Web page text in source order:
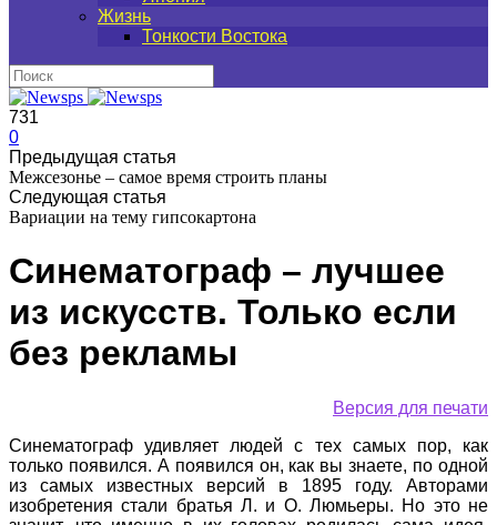
Жизнь
Тонкости Востока
731
0
Предыдущая статья
Межсезонье – самое время строить планы
Следующая статья
Вариации на тему гипсокартона
Синематограф – лучшее
из искусств. Только если
без рекламы
Версия для печати
Синематограф удивляет людей с тех самых пор, как
только появился. А появился он, как вы знаете, по одной
из самых известных версий в 1895 году. Авторами
изобретения стали братья Л. и О. Люмьеры. Но это не